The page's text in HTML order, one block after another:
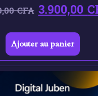
CFA 3.900,00
Ajouter au panier